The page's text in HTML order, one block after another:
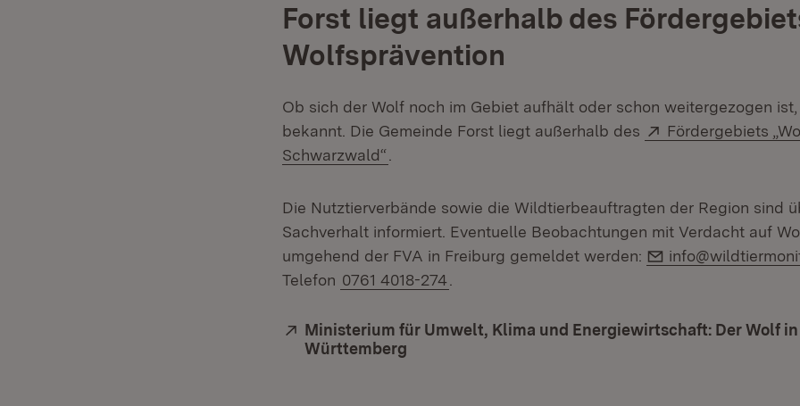
Forst liegt außerhalb des
Wolfsprävention
Ob sich der Wolf noch im Gebiet aufhält oder schon weitergezogen
bekannt. Die Gemeinde Forst liegt außerhalb des
Extern:
Fördergebiets
Schwarzwald“
Die Nutztierverbände sowie die Wildtierbeauftragten der Region sind
Sachverhalt informiert. Eventuelle Beobachtungen mit Verdacht auf
umgehend der FVA in Freiburg gemeldet werden:
E-Mail:
Telefon 0761 4018-274
Extern:
Ministerium für Umwelt, Klima und Energiewirtschaft: Der Wolf in
Württemberg